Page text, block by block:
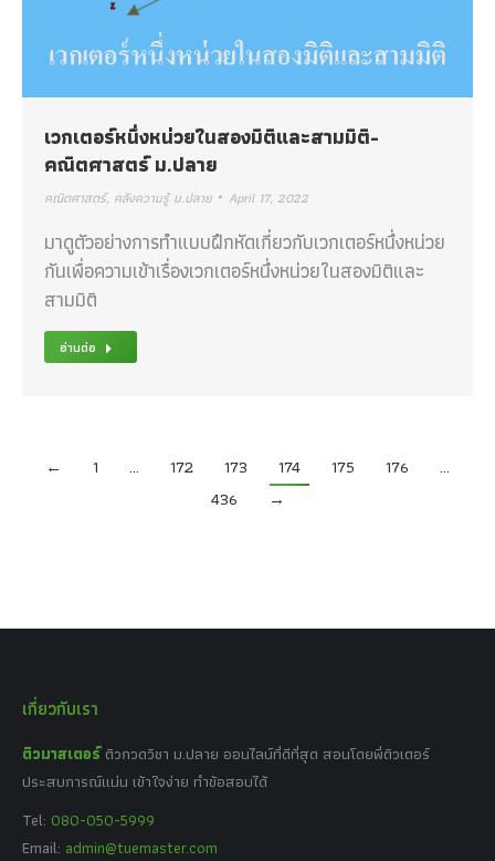
เวกเตอร์หนึ่งหน่วยในสองมิติและสามมิติ-
คณิตศาสตร์ ม.ปลาย
คณิตศาสตร์, คลังความรู้ ม.ปลาย April 17, 2022
มาดูตัวอย่างการทำแบบฝึกหัดเกี่ยวกับเวกเตอร์หนึ่งหน่วย
กันเพื่อความเข้าเรื่องเวกเตอร์หนึ่งหน่วยในสองมิติและ
สามมิติ
อ่านต่อ
← 1 … 172 173 174 175 176
…
436
→
เกี่ยวกับเรา
ติวมาสเตอร์ ติวกวดวิชา ม.ปลาย ออนไลน์ที่ดีที่สุด สอนโดยพี่ติวเตอร์
ประสบการณ์แน่น เข้าใจง่าย ทำข้อสอบได้
Tel: 080-050-5999
Email: admin@tuemaster.com